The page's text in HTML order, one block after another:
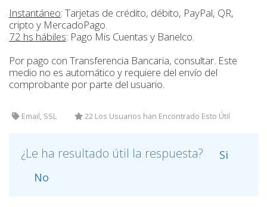
Instantáneo: Tarjetas de crédito, débito, PayPal, QR,
cripto y MercadoPago.
72 hs hábiles: Pago Mis Cuentas y Banelco.
Por pago con Transferencia Bancaria, consultar. Este
medio no es automático y requiere del envío del
comprobante por parte del usuario.
Email, SSL 22 Los Usuarios han Encontrado Esto Útil
¿Le ha resultado útil la respuesta?
Si
No